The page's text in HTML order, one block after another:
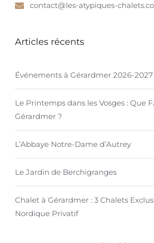
contact@les-atypiques-
Articles récents
Événements à Gérardmer 2026-2027
Le Printemps dans les Vosges : Que
Gérardmer ?
L’Abbaye Notre-Dame d’Autrey
Le Jardin de Berchigranges
Chalet à Gérardmer : 3 Chalets
Nordique Privatif